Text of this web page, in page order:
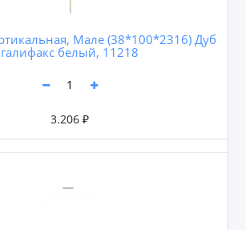
Мале (38*100*2316) Дуб
галифакс белый, 11218
3.206 ₽